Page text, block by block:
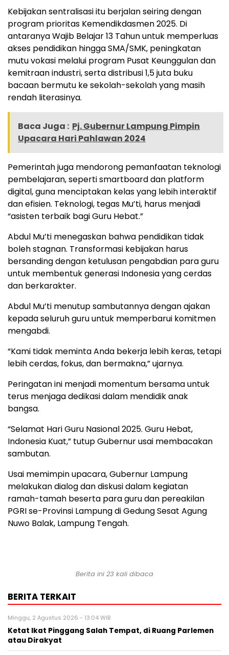
Kebijakan sentralisasi itu berjalan seiring dengan
program prioritas Kemendikdasmen 2025. Di
antaranya Wajib Belajar 13 Tahun untuk memperluas
akses pendidikan hingga SMA/SMK, peningkatan
mutu vokasi melalui program Pusat Keunggulan dan
kemitraan industri, serta distribusi 1,5 juta buku
bacaan bermutu ke sekolah-sekolah yang masih
rendah literasinya.
Baca Juga : Pj. Gubernur Lampung Pimpin
Upacara Hari Pahlawan 2024
Pemerintah juga mendorong pemanfaatan teknologi
pembelajaran, seperti smartboard dan platform
digital, guna menciptakan kelas yang lebih interaktif
dan efisien. Teknologi, tegas Mu’ti, harus menjadi
“asisten terbaik bagi Guru Hebat.”
Abdul Mu’ti menegaskan bahwa pendidikan tidak
boleh stagnan. Transformasi kebijakan harus
bersanding dengan ketulusan pengabdian para guru
untuk membentuk generasi Indonesia yang cerdas
dan berkarakter.
Abdul Mu’ti menutup sambutannya dengan ajakan
kepada seluruh guru untuk memperbarui komitmen
mengabdi.
“Kami tidak meminta Anda bekerja lebih keras, tetapi
lebih cerdas, fokus, dan bermakna,” ujarnya.
Peringatan ini menjadi momentum bersama untuk
terus menjaga dedikasi dalam mendidik anak
bangsa.
“Selamat Hari Guru Nasional 2025. Guru Hebat,
Indonesia Kuat,” tutup Gubernur usai membacakan
sambutan.
Usai memimpin upacara, Gubernur Lampung
melakukan dialog dan diskusi dalam kegiatan
ramah-tamah beserta para guru dan pereakilan
PGRI se-Provinsi Lampung di Gedung Sesat Agung
Nuwo Balak, Lampung Tengah.
Berita ini 23 kali dibaca
BERITA TERKAIT
Minggu, 2 Agustus 2026 - 13:04 WIB
Ketat Ikat Pinggang Salah Tempat, di Ruang Parlemen
atau Dirakyat